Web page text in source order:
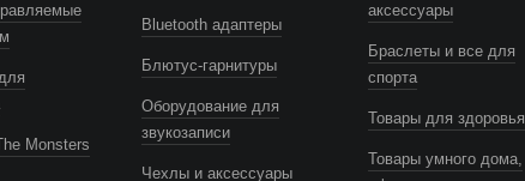
Monsters
Bluetooth адаптеры
Блютус-гарнитуры
Оборудование для
звукозаписи
Чехлы и аксессуары
аксессуары
Браслеты и все для
спорта
Товары для здоровья
Товары умного дома,